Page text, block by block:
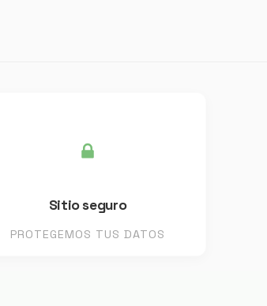
Sitio seguro
PROTEGEMOS TUS DATOS